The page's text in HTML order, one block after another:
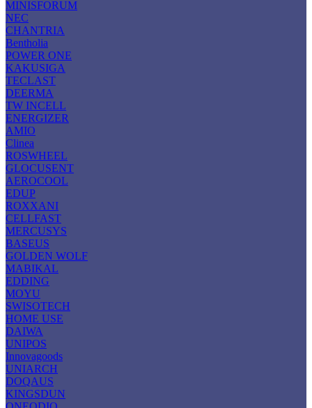
MINISFORUM
NEC
CHANTRIA
Bentholia
POWER ONE
KAKUSIGA
TECLAST
DEERMA
TW INCELL
ENERGIZER
AMIO
Clinea
ROSWHEEL
GLOCUSENT
AEROCOOL
EDUP
ROXXANI
CELLFAST
MERCUSYS
BASEUS
GOLDEN WOLF
MABIKAL
EDDING
MOYU
SWISOTECH
HOME USE
DAIWA
UNIPOS
Innovagoods
UNIARCH
DOQAUS
KINGSDUN